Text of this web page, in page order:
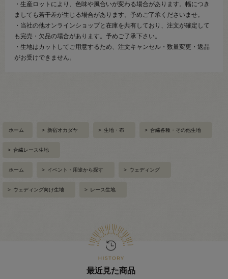
・生産ロットにより、色味や風合いが変わる場合があります。幅につき
ましても若干差が生じる場合があります。予めご了承くださいませ。
・当社の他オンラインショップと在庫を共有しており、注文が確定して
も完売・欠品の場合があります。予めご了承下さい。
・生地はカットしてご用意するため、注文キャンセル・数量変更・返品
がお受けできません。
ホーム > 新宿オカダヤ > 生地・布 > 合繊各種・その他生地
> 合繊レース生地
ホーム > イベント・用途から探す > ウェディング
> ウェディング向け生地 > レース生地
最近見た商品